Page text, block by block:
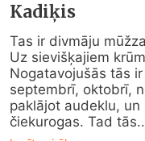
Kadiķis
Tas ir divmāju
Uz sievišķajiem
Nogatavojušās tās
septembrī, oktobrī,
paklājot audeklu,
čiekurogas. Tad